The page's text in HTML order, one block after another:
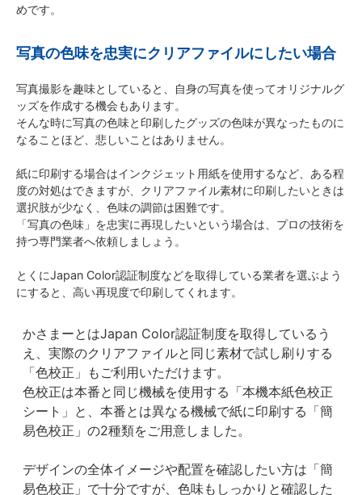
めです。
写真の色味を忠実にクリアファイルにしたい場合
写真撮影を趣味としていると、自身の写真を使ってオリジナルグ
ッズを作成する機会もあります。
そんな時に写真の色味と印刷したグッズの色味が異なったものに
なることほど、悲しいことはありません。
紙に印刷する場合はインクジェット用紙を使用するなど、ある程
度の対処はできますが、クリアファイル素材に印刷したいときは
選択肢が少なく、色味の調節は困難です。
「写真の色味」を忠実に再現したいという場合は、プロの技術を
持つ専門業者へ依頼しましょう。
とくにJapan Color認証制度などを取得している業者を選ぶよう
にすると、高い再現度で印刷してくれます。
かさまーとはJapan Color認証制度を取得しているう
え、実際のクリアファイルと同じ素材で試し刷りする
「色校正」もご利用いただけます。
色校正は本番と同じ機械を使用する「本機本紙色校正
シート」と、本番とは異なる機械で紙に印刷する「簡
易色校正」の2種類をご用意しました。
デザインの全体イメージや配置を確認したい方は「簡
易色校正」で十分ですが、色味もしっかりと確認した